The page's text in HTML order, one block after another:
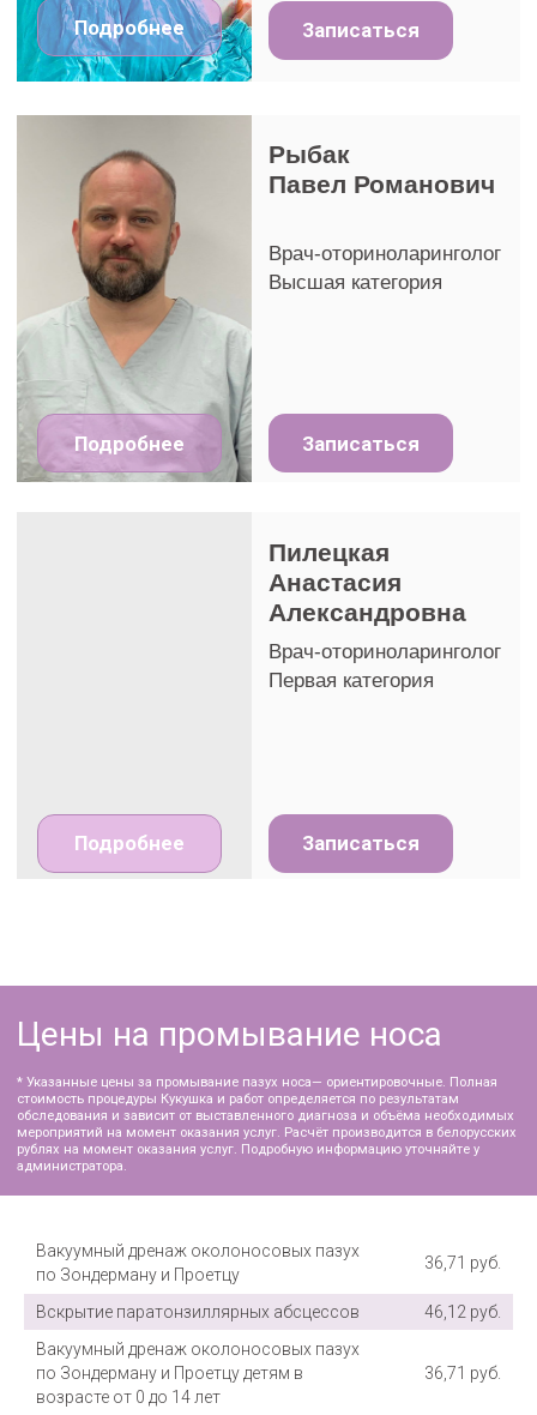
* Указанные цены за промывание пазух носа— ориентировочные. Полная
стоимость процедуры Кукушка и работ определяется по результатам
обследования и зависит от выставленного диагноза и объёма необходимых
мероприятий на момент оказания услуг. Расчёт производится в белорусских
рублях на момент оказания услуг. Подробную информацию уточняйте у
администратора.
Вакуумный дренаж околоносовых пазух
по Зондерману и Проетцу
36,71 руб.
Вскрытие паратонзиллярных абсцессов
46,12 руб.
Вакуумный дренаж околоносовых пазух
по Зондерману и Проетцу детям в
возрасте от 0 до 14 лет
36,71 руб.
Заполните форму ниже и мы свяжемся
с Вами
Записаться на процедуру
Кукушка
Нажимая на кнопку 'Записаться', Вы даете согласие
на обработку персональных данных, соглашаетесь
политикой конфиденциальности
подтверждаете ознакомление с
публичным
Вакуумный дренаж околоносовых пазух по
используемая для удаления слизи и
гнойных выделений из околоносовых пазух
с помощью вакуумного аппарата. Этот
метод промывания носа является менее
содержимого.
Процедура промывания околоносовых пазух
проводится в отделении
оториноларингологиимедицинского центра
«Аксамит» специально обученным
медицинским персоналом. Промывание по